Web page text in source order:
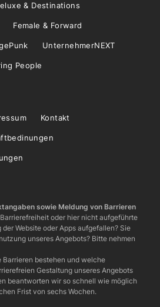
& Destinations
Female & Forward
UnternehmerNEXT
People
Kontakt
sowie Meldung von Barrieren
oder hier nicht aufgeführte
Website oder Apps aufgefallen? Sie
unseres Angebots? Bitte nehmen
bestehen und welche
Gestaltung unseres Angebots
beantworten wir so schnell wie möglich
Frist von sechs Wochen.